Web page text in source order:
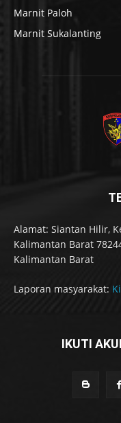
Marnit Paloh
Marnit Sukalanting
Alamat: Siantan Hilir,
Kalimantan Barat
Kalimantan Barat
Laporan masyarakat:
IKUTI